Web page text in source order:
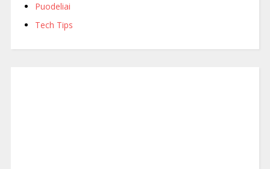
Puodeliai
Tech Tips